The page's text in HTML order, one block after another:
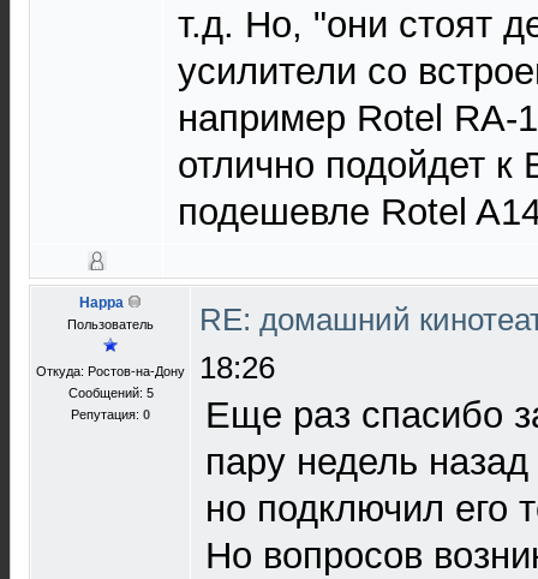
т.д. Но, "они стоят
усилители со
например Rotel RА-
отлично подойдет к
подешевле Rotel
Happa
Пользователь
Откуда: Ростов-на-Дону
Сообщений: 5
Репутация: 0
RE: домашний
18:26
Еще раз спасибо
пару недель
но подключил его
Но вопросов